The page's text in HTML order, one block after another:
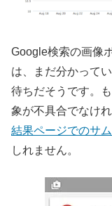
Google検索の画像
は、まだ分かって
待ちだそうです。
象が不具合でなけ
結果ページでのサ
しれません。